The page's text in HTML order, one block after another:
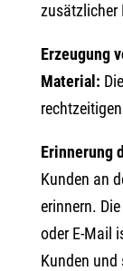
zusätzlicher
Erzeugung
Material:
Erinnerung
Kunden an
erinnern.
oder E-Mail
Kunden